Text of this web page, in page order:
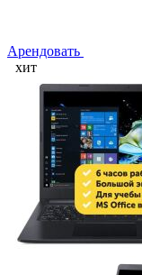
Арендовать
хит